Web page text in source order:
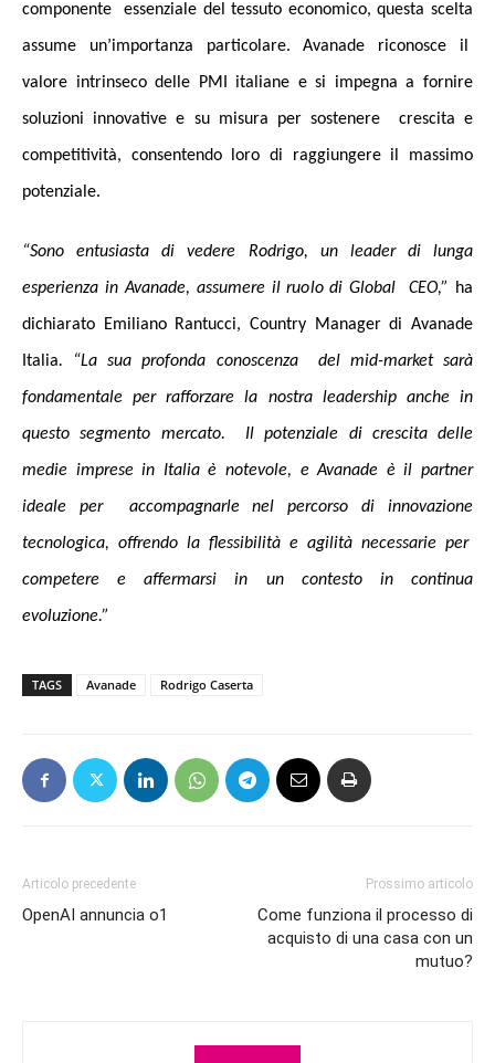
componente essenziale del tessuto economico, questa scelta
assume un’importanza particolare. Avanade riconosce il
valore intrinseco delle PMI italiane e si impegna a fornire
soluzioni innovative e su misura per sostenere crescita e
competitività, consentendo loro di raggiungere il massimo
potenziale.
“Sono entusiasta di vedere Rodrigo, un leader di lunga
esperienza in Avanade, assumere il ruolo di Global CEO,” ha
dichiarato Emiliano Rantucci, Country Manager di Avanade
Italia. “La sua profonda conoscenza del mid-market sarà
fondamentale per rafforzare la nostra leadership anche in
questo segmento mercato. Il potenziale di crescita delle
medie imprese in Italia è notevole, e Avanade è il partner
ideale per accompagnarle nel percorso di innovazione
tecnologica, offrendo la flessibilità e agilità necessarie per
competere e affermarsi in un contesto in continua
evoluzione.”
TAGS Avanade Rodrigo Caserta
Articolo precedente
OpenAI annuncia o1
Prossimo articolo
Come funziona il processo di
acquisto di una casa con un
mutuo?